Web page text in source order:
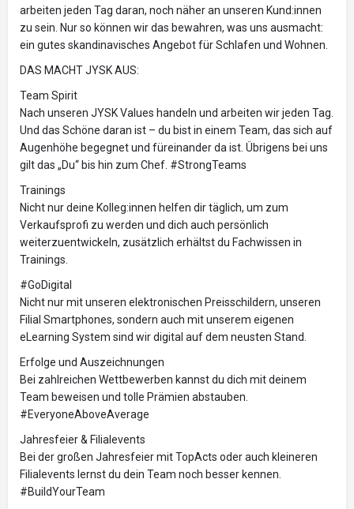
arbeiten jeden Tag daran, noch näher an unseren Kund:innen
zu sein. Nur so können wir das bewahren, was uns ausmacht:
ein gutes skandinavisches Angebot für Schlafen und Wohnen.
DAS MACHT JYSK AUS:
Team Spirit
Nach unseren JYSK Values handeln und arbeiten wir jeden Tag.
Und das Schöne daran ist – du bist in einem Team, das sich auf
Augenhöhe begegnet und füreinander da ist. Übrigens bei uns
gilt das „Du“ bis hin zum Chef. #StrongTeams
Trainings
Nicht nur deine Kolleg:innen helfen dir täglich, um zum
Verkaufsprofi zu werden und dich auch persönlich
weiterzuentwickeln, zusätzlich erhältst du Fachwissen in
Trainings.
#GoDigital
Nicht nur mit unseren elektronischen Preisschildern, unseren
Filial Smartphones, sondern auch mit unserem eigenen
eLearning System sind wir digital auf dem neusten Stand.
Erfolge und Auszeichnungen
Bei zahlreichen Wettbewerben kannst du dich mit deinem
Team beweisen und tolle Prämien abstauben.
#EveryoneAboveAverage
Jahresfeier & Filialevents
Bei der großen Jahresfeier mit TopActs oder auch kleineren
Filialevents lernst du dein Team noch besser kennen.
#BuildYourTeam